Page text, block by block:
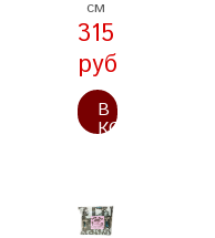
см
315
руб
В
КОРЗИНУ